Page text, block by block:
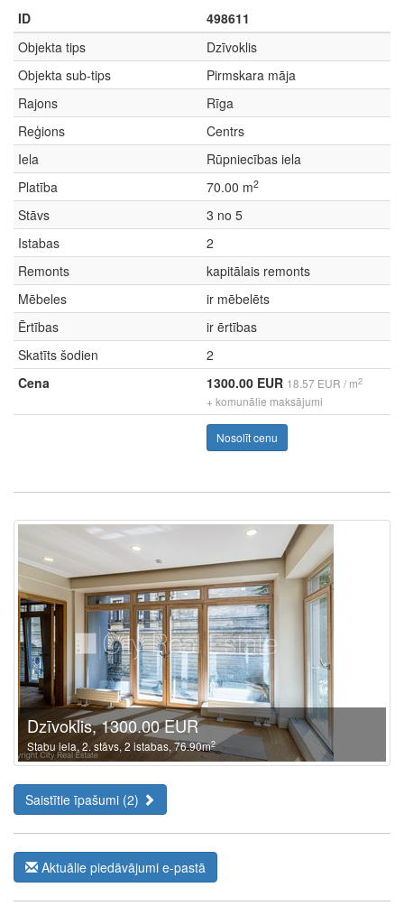
ID
498611
Objekta tips
Dzīvoklis
Objekta sub-tips
Pirmskara māja
Rajons
Rīga
Reģions
Centrs
Iela
Rūpniecības iela
Platība
70.00 m2
Stāvs
3 no 5
Istabas
2
Remonts
kapitālais remonts
Mēbeles
ir mēbelēts
Ērtības
ir ērtības
Skatīts šodien
2
Cena
1300.00 EUR 18.57 EUR / m2
+ komunālie maksājumi
Nosolīt cenu
Dzīvoklis, 1300.00 EUR
Stabu iela, 2. stāvs, 2 istabas, 76.90m2
Saistītie īpašumi (2)
Aktuālie piedāvājumi e-pastā